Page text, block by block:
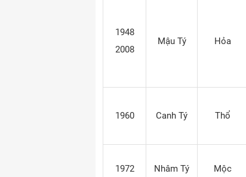
1948
2008
Mậu Tý Hỏa
1960 Canh Tý Thổ
1972 Nhâm Tý Mộc